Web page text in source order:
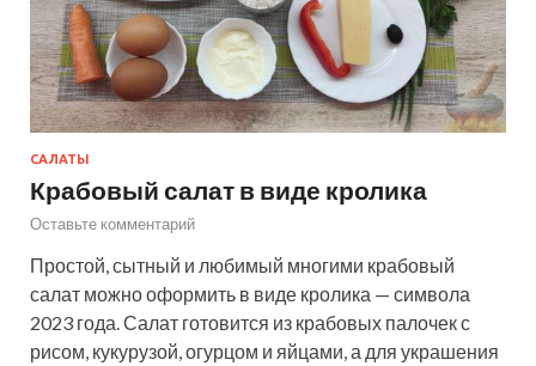
САЛАТЫ
Крабовый салат в виде кролика
Оставьте комментарий
Простой, сытный и любимый многими крабовый
салат можно оформить в виде кролика — символа
2023 года. Салат готовится из крабовых палочек с
рисом, кукурузой, огурцом и яйцами, а для украшения